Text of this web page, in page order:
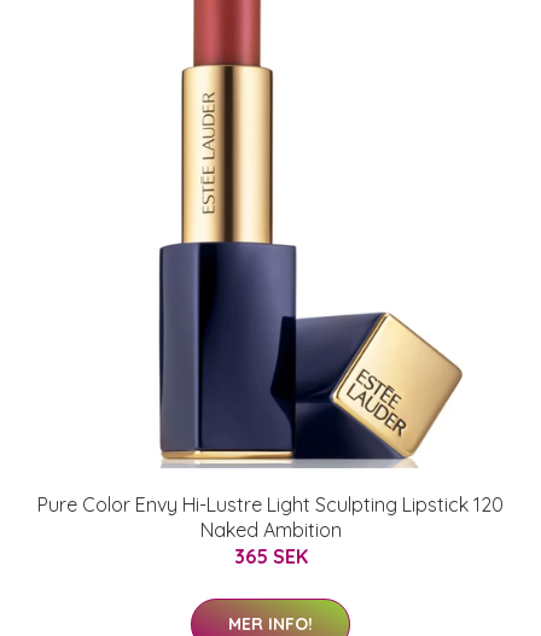
Pure Color Envy Hi-Lustre Light Sculpting Lipstick 120
Naked Ambition
365 SEK
MER INFO!